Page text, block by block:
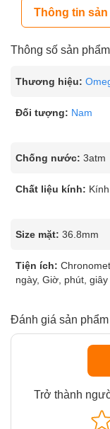
Thông tin sản
Thông số sản phẩm
Thương hiệu:
Đối tượng: Nam
Chống nước: 3atm
Chất liệu kính:
Size mặt: 36.8mm
Tiện ích:
ngày, Giờ, phút, giây
Đánh giá sản
Trở thành